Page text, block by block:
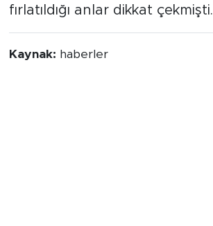
fırlatıldığı anlar dikkat çekmişti.
Kaynak: haberler